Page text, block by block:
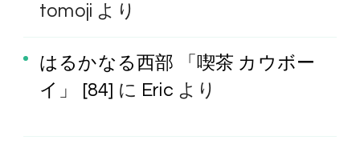
tomoji より
はるかなる西部 「喫茶 カウボー
イ」 [84] に Eric より